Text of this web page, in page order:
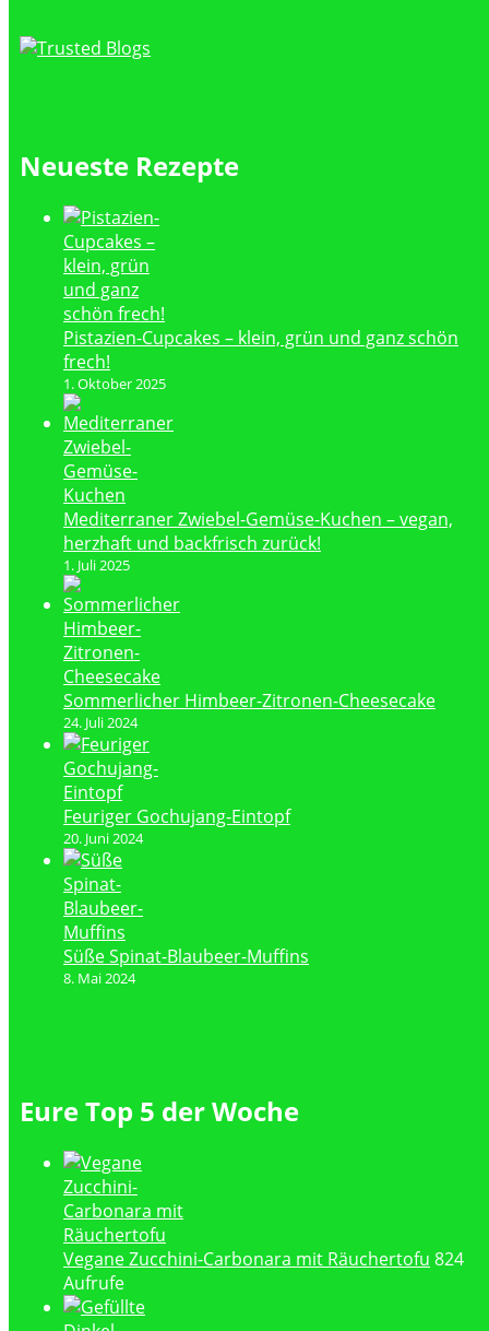
Neueste Rezepte
Pistazien-Cupcakes – klein, grün und ganz schön
frech!
1. Oktober 2025
Mediterraner Zwiebel-Gemüse-Kuchen – vegan,
herzhaft und backfrisch zurück!
1. Juli 2025
Sommerlicher Himbeer-Zitronen-Cheesecake
24. Juli 2024
Feuriger Gochujang-Eintopf
20. Juni 2024
Süße Spinat-Blaubeer-Muffins
8. Mai 2024
Eure Top 5 der Woche
Vegane Zucchini-Carbonara mit Räuchertofu 824
Aufrufe